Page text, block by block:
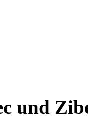
und